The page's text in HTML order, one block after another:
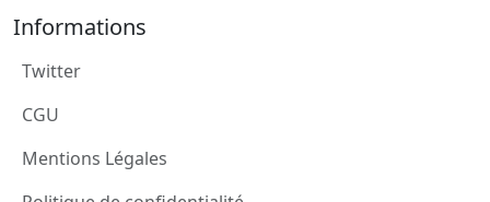
Informations
Twitter
CGU
Mentions Légales